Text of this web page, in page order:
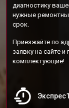
диагностику
нужные
срок.
Приезжайте по
заявку на сайте и
комплектующие!